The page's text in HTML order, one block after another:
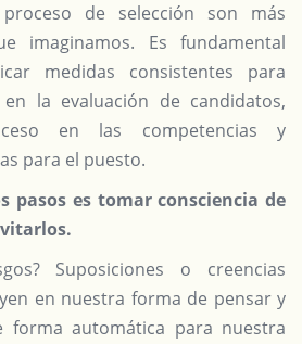
de selección son más
imaginamos. Es fundamental
medidas consistentes para
la evaluación de candidatos,
en las competencias y
para el puesto.
pasos es tomar consciencia de
Suposiciones o creencias
en nuestra forma de pensar y
forma automática para nuestra